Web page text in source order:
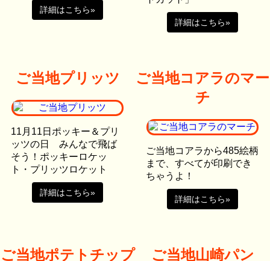
詳細はこちら»
詳細はこちら»
ご当地プリッツ
11月11日ポッキー＆プリ
ッツの日 みんなで飛ば
そう！ポッキーロケッ
ト・プリッツロケット
詳細はこちら»
ご当地コアラのマー
チ
ご当地コアラから485絵柄
まで、すべてが印刷でき
ちゃうよ！
詳細はこちら»
ご当地ポテトチップ ご当地山崎パン